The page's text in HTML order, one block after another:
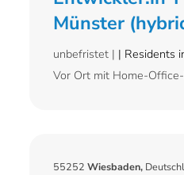
Münster
unbefristet |
Vor Ort mit Home-
| Residents
55252Wiesbaden,